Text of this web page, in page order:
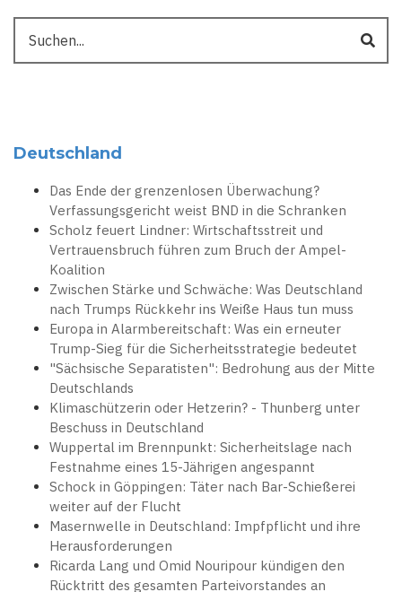
Deutschland
Das Ende der grenzenlosen Überwachung?
Verfassungsgericht weist BND in die Schranken
Scholz feuert Lindner: Wirtschaftsstreit und
Vertrauensbruch führen zum Bruch der Ampel-
Koalition
Zwischen Stärke und Schwäche: Was Deutschland
nach Trumps Rückkehr ins Weiße Haus tun muss
Europa in Alarmbereitschaft: Was ein erneuter
Trump-Sieg für die Sicherheitsstrategie bedeutet
"Sächsische Separatisten": Bedrohung aus der Mitte
Deutschlands
Klimaschützerin oder Hetzerin? - Thunberg unter
Beschuss in Deutschland
Wuppertal im Brennpunkt: Sicherheitslage nach
Festnahme eines 15-Jährigen angespannt
Schock in Göppingen: Täter nach Bar-Schießerei
weiter auf der Flucht
Masernwelle in Deutschland: Impfpflicht und ihre
Herausforderungen
Ricarda Lang und Omid Nouripour kündigen den
Rücktritt des gesamten Parteivorstandes an